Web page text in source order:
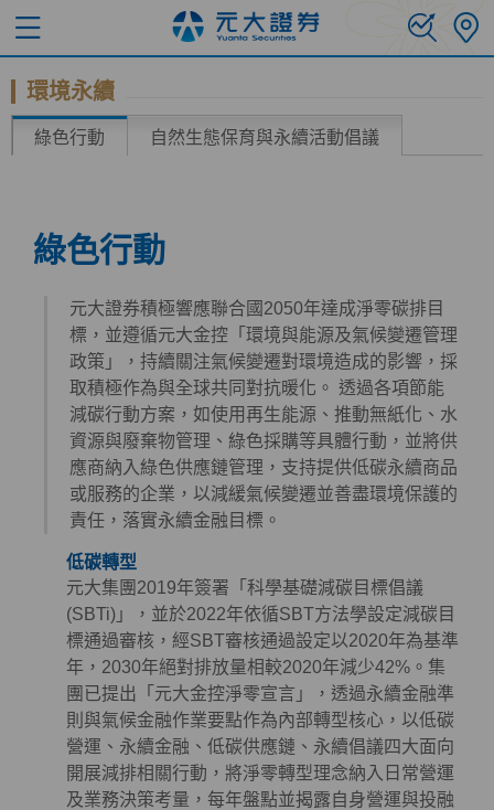
環境永續
綠色行動 自然生態保育與永續活動倡議
綠色行動
元大證券積極響應聯合國2050年達成淨零碳排目
標，並遵循元大金控「環境與能源及氣候變遷管理
政策」，持續關注氣候變遷對環境造成的影響，採
取積極作為與全球共同對抗暖化。 透過各項節能
減碳行動方案，如使用再生能源、推動無紙化、水
資源與廢棄物管理、綠色採購等具體行動，並將供
應商納入綠色供應鏈管理，支持提供低碳永續商品
或服務的企業，以減緩氣候變遷並善盡環境保護的
責任，落實永續金融目標。
低碳轉型
元大集團2019年簽署「科學基礎減碳目標倡議
(SBTi)」，並於2022年依循SBT方法學設定減碳目
標通過審核，經SBT審核通過設定以2020年為基準
年，2030年絕對排放量相較2020年減少42%。集
團已提出「元大金控淨零宣言」，透過永續金融準
則與氣候金融作業要點作為內部轉型核心，以低碳
營運、永續金融、低碳供應鏈、永續倡議四大面向
開展減排相關行動，將淨零轉型理念納入日常營運
及業務決策考量，每年盤點並揭露自身營運與投融